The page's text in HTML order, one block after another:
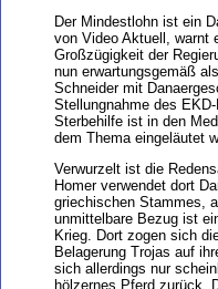
Der Mindestlohn ist ein
von Video Aktuell, warnt
Großzügigkeit der
nun erwartungsgemäß
Schneider mit
Stellungnahme des
Sterbehilfe ist in den
dem Thema eingeläutet
Verwurzelt ist die
Homer verwendet dort
griechischen Stammes,
unmittelbare Bezug ist
Krieg. Dort zogen sich
Belagerung Trojas auf
sich allerdings nur
hölzernes Pferd zurück.